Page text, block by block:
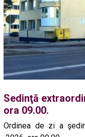
Sedinţă
ora 09.00.
Ordinea de zi a